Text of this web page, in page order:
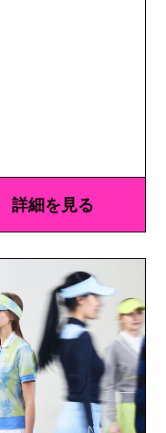
詳細を見る